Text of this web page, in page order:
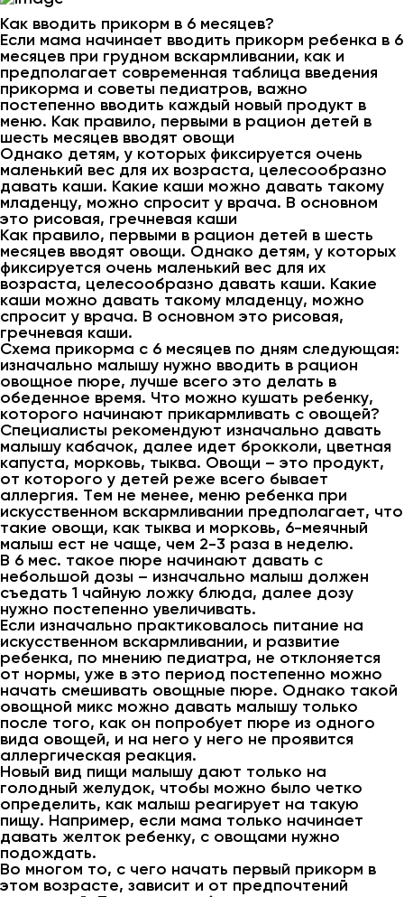
Как вводить прикорм в 6 месяцев?
Если мама начинает вводить прикорм ребенка в 6
месяцев при грудном вскармливании, как и
предполагает современная таблица введения
прикорма и советы педиатров, важно
постепенно вводить каждый новый продукт в
меню. Как правило, первыми в рацион детей в
шесть месяцев вводят овощи
Однако детям, у которых фиксируется очень
маленький вес для их возраста, целесообразно
давать каши. Какие каши можно давать такому
младенцу, можно спросит у врача. В основном
это рисовая, гречневая каши
Как правило, первыми в рацион детей в шесть
месяцев вводят овощи. Однако детям, у которых
фиксируется очень маленький вес для их
возраста, целесообразно давать каши. Какие
каши можно давать такому младенцу, можно
спросит у врача. В основном это рисовая,
гречневая каши.
Схема прикорма с 6 месяцев по дням следующая:
изначально малышу нужно вводить в рацион
овощное пюре, лучше всего это делать в
обеденное время. Что можно кушать ребенку,
которого начинают прикармливать с овощей?
Специалисты рекомендуют изначально давать
малышу кабачок, далее идет брокколи, цветная
капуста, морковь, тыква. Овощи – это продукт,
от которого у детей реже всего бывает
аллергия. Тем не менее, меню ребенка при
искусственном вскармливании предполагает, что
такие овощи, как тыква и морковь, 6-меячный
малыш ест не чаще, чем 2-3 раза в неделю.
В 6 мес. такое пюре начинают давать с
небольшой дозы – изначально малыш должен
съедать 1 чайную ложку блюда, далее дозу
нужно постепенно увеличивать.
Если изначально практиковалось питание на
искусственном вскармливании, и развитие
ребенка, по мнению педиатра, не отклоняется
от нормы, уже в это период постепенно можно
начать смешивать овощные пюре. Однако такой
овощной микс можно давать малышу только
после того, как он попробует пюре из одного
вида овощей, и на него у него не проявится
аллергическая реакция.
Новый вид пищи малышу дают только на
голодный желудок, чтобы можно было четко
определить, как малыш реагирует на такую
пищу. Например, если мама только начинает
давать желток ребенку, с овощами нужно
подождать.
Во многом то, с чего начать первый прикорм в
этом возрасте, зависит и от предпочтений